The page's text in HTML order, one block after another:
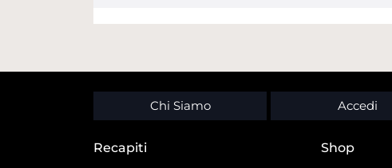
Chi Siamo Accedi
Recapiti Shop